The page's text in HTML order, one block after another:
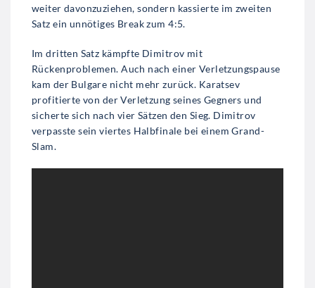
weiter davonzuziehen, sondern kassierte im zweiten
Satz ein unnötiges Break zum 4:5.
Im dritten Satz kämpfte Dimitrov mit
Rückenproblemen. Auch nach einer Verletzungspause
kam der Bulgare nicht mehr zurück. Karatsev
profitierte von der Verletzung seines Gegners und
sicherte sich nach vier Sätzen den Sieg. Dimitrov
verpasste sein viertes Halbfinale bei einem Grand-
Slam.